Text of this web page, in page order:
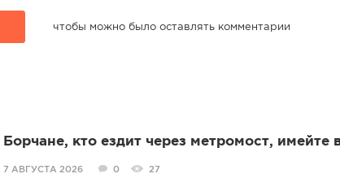
чтобы можно было оставлять комментарии
Борчане, кто ездит через метромост, имейте
7 АВГУСТА 2026 0 27